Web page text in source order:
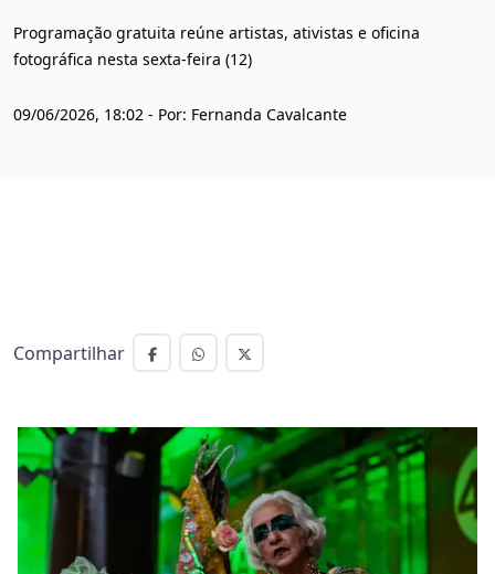
Programação gratuita reúne artistas, ativistas e oficina
fotográfica nesta sexta-feira (12)
09/06/2026, 18:02 - Por: Fernanda Cavalcante
Compartilhar